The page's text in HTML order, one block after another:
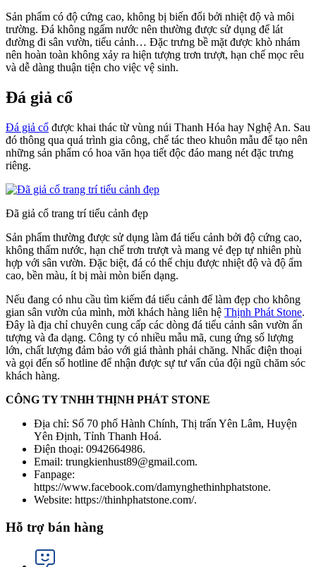
Sản phẩm có độ cứng cao, không bị biến đổi bởi nhiệt độ và môi
trường. Đá không ngấm nước nên thường được sử dụng để lát
đường đi sân vườn, tiểu cảnh… Đặc trưng bề mặt được khò nhám
nên hoàn toàn không xảy ra hiện tượng trơn trượt, hạn chế mọc rêu
và dễ dàng thuận tiện cho việc vệ sinh.
Đá giả cổ
Đá giả cổ được khai thác từ vùng núi Thanh Hóa hay Nghệ An. Sau
đó thông qua quá trình gia công, chế tác theo khuôn mẫu để tạo nên
những sản phẩm có hoa văn họa tiết độc đáo mang nét đặc trưng
riêng.
Đã giả cổ trang trí tiểu cảnh đẹp
Sản phẩm thường được sử dụng làm đá tiểu cảnh bởi độ cứng cao,
không thấm nước, hạn chế trơn trượt và mang vẻ đẹp tự nhiên phù
hợp với sân vườn. Đặc biệt, đá có thể chịu được nhiệt độ và độ ẩm
cao, bền màu, ít bị mài mòn biến dạng.
Nếu đang có nhu cầu tìm kiếm đá tiểu cảnh để làm đẹp cho không
gian sân vườn của mình, mời khách hàng liên hệ Thịnh Phát Stone.
Đây là địa chỉ chuyên cung cấp các dòng đá tiểu cảnh sân vườn ấn
tượng và đa dạng. Công ty có nhiều mẫu mã, cung ứng số lượng
lớn, chất lượng đảm bảo với giá thành phải chăng. Nhấc điện thoại
và gọi đến số hotline để nhận được sự tư vấn của đội ngũ chăm sóc
khách hàng.
CÔNG TY TNHH THỊNH PHÁT STONE
Địa chỉ: Số 70 phố Hành Chính, Thị trấn Yên Lâm, Huyện
Yên Định, Tỉnh Thanh Hoá.
Điện thoại: 0942664986.
Email: trungkienhust89@gmail.com.
Fanpage:
https://www.facebook.com/damynghethinhphatstone.
Website: https://thinhphatstone.com/.
Hỗ trợ bán hàng